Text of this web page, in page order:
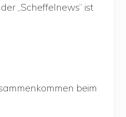
„Scheffelnews“ ist
beim